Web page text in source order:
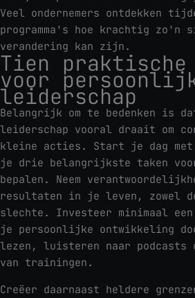
Veel ondernemers ontdekken
programma's hoe krachtig zo'n
verandering kan zijn.
Tien
voor
leiderschap
Belangrijk om te bedenken is
leiderschap vooral draait om
kleine acties. Start je dag
je drie belangrijkste taken
bepalen. Neem
resultaten in je leven, zowel
slechte. Investeer minimaal
je persoonlijke ontwikkeling
lezen, luisteren naar podcasts
van trainingen.
Creëer daarnaast heldere